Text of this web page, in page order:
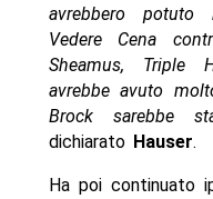
avrebbero potuto
Vedere Cena
Sheamus, Triple
avrebbe avuto
Brock sarebbe
dichiarato Hauser.
Ha poi continuato